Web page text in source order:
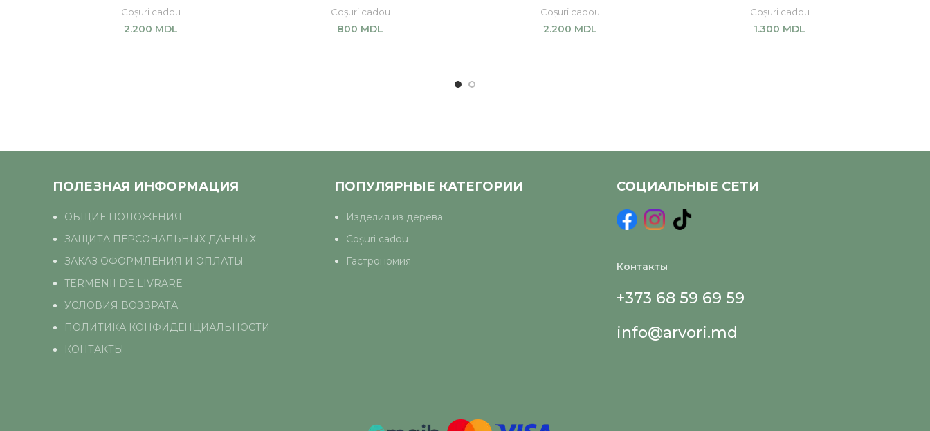
Coșuri cadou
2.200 MDL
Coșuri cadou
800 MDL
Coșuri cadou
2.200 MDL
Coșuri cadou
1.300 MDL
ПОЛЕЗНАЯ ИНФОРМАЦИЯ
ОБЩИЕ ПОЛОЖЕНИЯ
ЗАЩИТА ПЕРСОНАЛЬНЫХ ДАННЫХ
ЗАКАЗ ОФОРМЛЕНИЯ И ОПЛАТЫ
TERMENII DE LIVRARE
УСЛОВИЯ ВОЗВРАТА
ПОЛИТИКА КОНФИДЕНЦИАЛЬНОСТИ
КОНТАКТЫ
ПОПУЛЯРНЫЕ КАТЕГОРИИ
Изделия из дерева
Coșuri cadou
Гастрономия
СОЦИАЛЬНЫЕ СЕТИ
Контакты
+373 68 59 69 59
info@arvori.md